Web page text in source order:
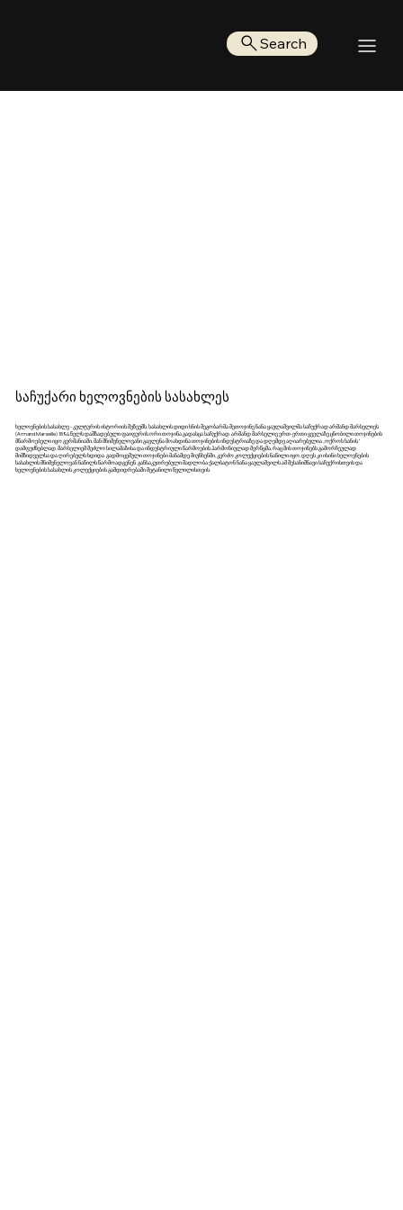
Search
საჩუქარი ხელოვნების სასახლეს
ხელოვნების სასახლე - კულტურის ისტორიის მუზეუმს, სასახლის დიდი ხნის მეგობარმა მეთოჯინე ნანა ყაულაშვილმა საჩუქრად არმანდ მარსელიეს
(Armand Marseille) 1894 წელს დამზადებული ფაიფურის ორი თოჯინა გადასცა საჩუქრად. არმანდ მარსელიე ერთ-ერთი ყველაზე ცნობილი თოჯინების
მწარმოებელი იყო გერმანიაში. მან მნიშვნელოვანი გავლენა მოახდინა თოჯინების ინდუსტრიაზე და დღემდე აღიარებულია „ოქროს ხანის“
დამფუძნებლად. მარსელიემ შეძლო სილამაზისა და ინდუსტრიული წარმოების ჰარმონიულად შერწყმა, რაც მის თოჯინებს გამორჩეულად
მიმზიდველსა და ღირებულს ხდიდა. გადმოცემული თოჯინები მანამდე მიუნხენში, კერძო კოლექციების ნაწილი იყო, დღეს კი ისინი ხელოვნების
სასახლის მნიშვნელოვან ნაწილს წარმოადგენენ. განსაკუთრებული მადლობა ქალბატონ ნანა ყაულაშვილს ამ შესანიშნავი საჩუქრისთვის და
ხელოვნების სასახლის კოლექციების გამდიდრებაში შეტანილი წვლილისთვის.